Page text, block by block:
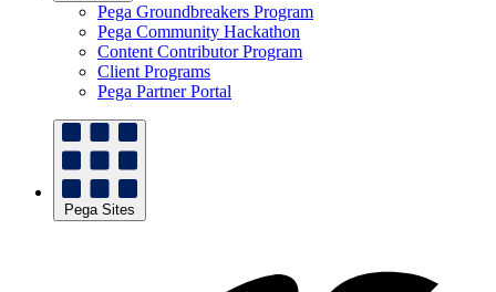
Pega Groundbreakers Program
Pega Community Hackathon
Content Contributor Program
Client Programs
Pega Partner Portal
Pega Sites